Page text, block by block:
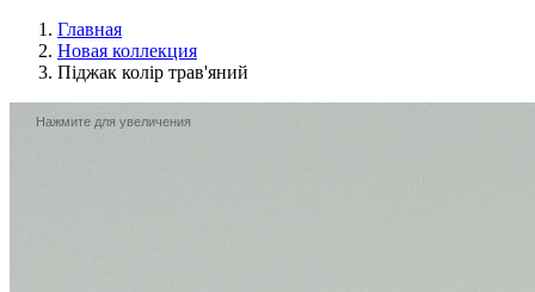
Главная
Новая коллекция
Піджак колір трав'яний
Нажмите для увеличения